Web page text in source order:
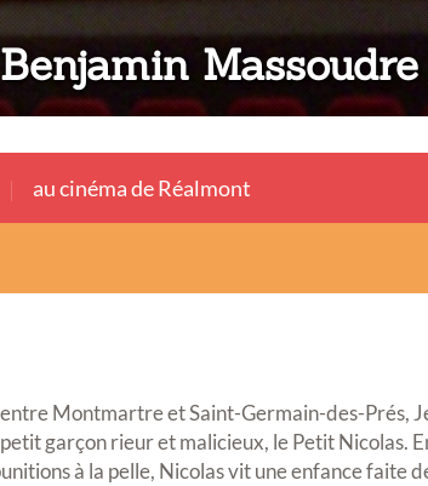
Massoudre
au cinéma de Réalmont
Montmartre et Saint-Germain-des-Prés,
garçon rieur et malicieux, le Petit Nicolas.
à la pelle, Nicolas vit une enfance faite